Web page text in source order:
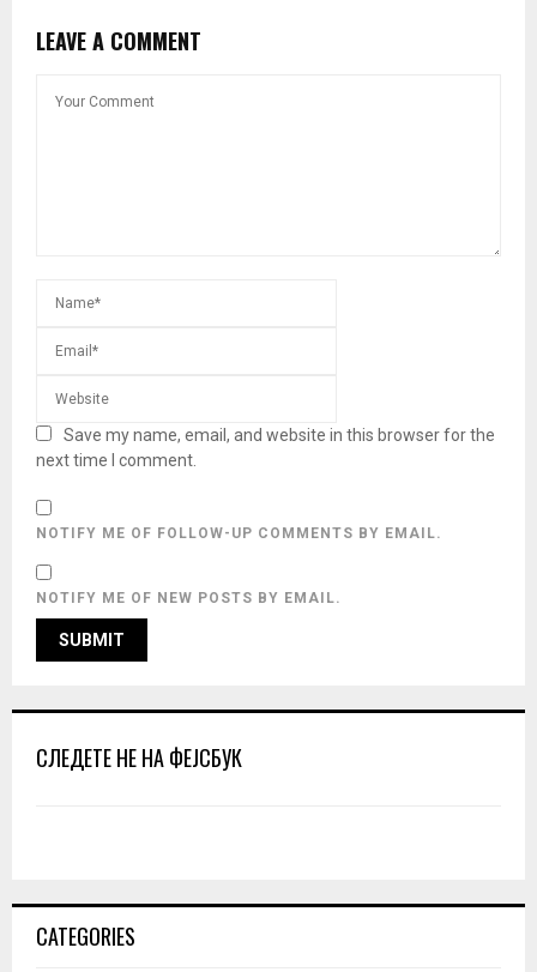
LEAVE A COMMENT
Save my name, email, and website in this browser for the
next time I comment.
NOTIFY ME OF FOLLOW-UP COMMENTS BY EMAIL.
NOTIFY ME OF NEW POSTS BY EMAIL.
СЛЕДЕТЕ НЕ НА ФЕЈСБУК
CATEGORIES